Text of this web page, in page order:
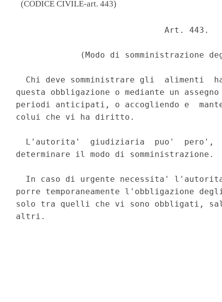
(CODICE CIVILE-art. 443)
                              Art. 443.
(Modo di somministrazione
Chi deve somministrare gli  alimenti
questa obbligazione o mediante un
periodi anticipati, o accogliendo e
colui che vi ha diritto.
L'autorita'  giudiziaria  puo'  pero',
determinare il modo di somministrazione.
In caso di urgente necessita'
porre temporaneamente l'obbligazione
solo tra quelli che vi sono obbligati,
altri.